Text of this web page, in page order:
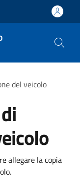
del veicolo
allegare la copia